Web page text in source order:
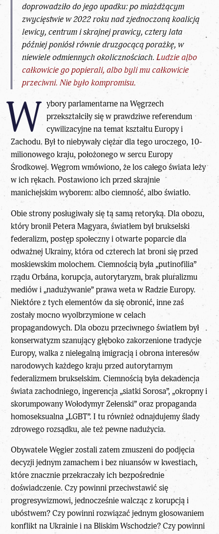
doprowadziło do jego upadku: po miażdżącym
zwycięstwie w 2022 roku nad zjednoczoną koalicją
lewicy, centrum i skrajnej prawicy, cztery lata
później poniósł równie druzgocącą porażkę, w
niewiele odmiennych okolicznościach.Ludzie albo
całkowicie go popierali, albo byli mu całkowicie
przeciwni. Nie było kompromisu.
W ybory parlamentarne na Węgrzech
przekształciły się w prawdziwe referendum
cywilizacyjne na temat kształtu Europy i
Zachodu. Był to niebywały ciężar dla tego uroczego, 10-
milionowego kraju, położonego w sercu Europy
Środkowej. Węgrom wmówiono, że los całego świata leży
w ich rękach. Postawiono ich przed skrajnie
manichejskim wyborem: albo ciemność, albo światło.
Obie strony posługiwały się tą samą retoryką. Dla obozu,
który bronił Petera Magyara, światłem był brukselski
federalizm, postęp społeczny i otwarte poparcie dla
odważnej Ukrainy, która od czterech lat broni się przed
moskiewskim molochem. Ciemnością była„putinofilia”
rządu Orbána, korupcja, autorytaryzm, brak pluralizmu
mediów i „nadużywanie” prawa weta w Radzie Europy.
Niektóre z tych elementów da się obronić, inne zaś
zostały mocno wyolbrzymione w celach
propagandowych. Dla obozu przeciwnego światłem był
konserwatyzm szanujący głęboko zakorzenione tradycje
Europy, walka z nielegalną imigracją i obrona interesów
narodowych każdego kraju przed autorytarnym
federalizmem brukselskim. Ciemnością była dekadencja
świata zachodniego, ingerencja „siatki Sorosa”, „okropny i
skorumpowany Wołodymyr Zełenski” oraz propaganda
homoseksualna „LGBT”. I tu również odnajdujemy ślady
zdrowego rozsądku, ale też pewne nadużycia.
Obywatele Węgier zostali zatem zmuszeni do podjęcia
decyzji jednym zamachem i bez niuansów w kwestiach,
które znacznie przekraczały ich bezpośrednie
doświadczenie. Czy powinni przeciwstawić się
progresywizmowi, jednocześnie walcząc z korupcją i
ubóstwem? Czy powinni rozwiązać jednym głosowaniem
konflikt na Ukrainie i na Bliskim Wschodzie? Czy powinni